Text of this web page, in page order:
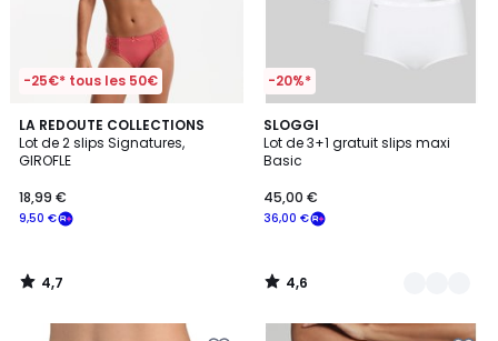
-25€* tous les 50€
LA REDOUTE COLLECTIONS
Lot de 2 slips Signatures,
GIROFLE
9,50 €
18,99 €
4,7
/ 5
4,7
/
-20%*
SLOGGI
Lot de 3+1 gratuit slips maxi
Basic
36,00 €
45,00 €
4,6
/ 5
4
Couleurs
4,6
/